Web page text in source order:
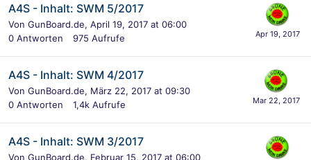
A4S - Inhalt: SWM 5/2017
Von GunBoard.de, April 19, 2017 at 06:00
0 Antworten 975 Aufrufe
A4S - Inhalt: SWM 4/2017
Von GunBoard.de, März 22, 2017 at 09:30
0 Antworten 1,4k Aufrufe
A4S - Inhalt: SWM 3/2017
Von GunBoard.de, Februar 15, 2017 at 06:00